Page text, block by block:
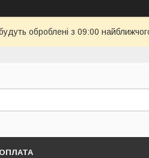
оброблені з 09:00